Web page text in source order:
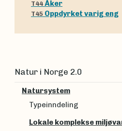
T44 Åker
T45 Oppdyrket varig eng
Natur i Norge 2.0
Natursystem
Typeinndeling
Lokale komplekse